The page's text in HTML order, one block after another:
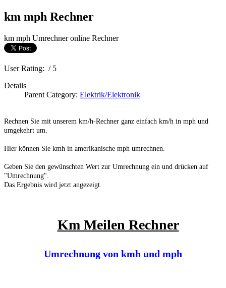
km mph Rechner
km mph Umrechner online Rechner
User Rating: / 5
Details
Parent Category: Elektrik/Elektronik
Rechnen Sie mit unserem km/h-Rechner ganz einfach km/h in mph und
umgekehrt um.
Hier können Sie kmh in amerikanische mph umrechnen.
Geben Sie den gewünschten Wert zur Umrechnung ein und drücken auf
"Umrechnung".
Das Ergebnis wird jetzt angezeigt.
Km Meilen Rechner
Umrechnung von kmh und mph